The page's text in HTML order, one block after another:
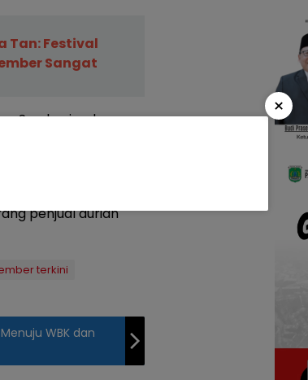
Tan: Festival
Sangat
Sumberjambe
menawar,
garansi. Rasa
penjual durian
terkini
WBK dan
×